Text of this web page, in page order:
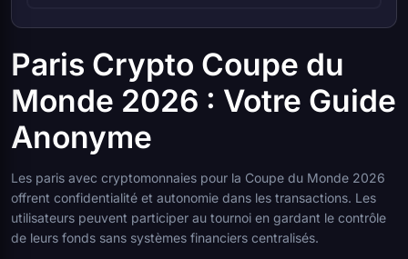
Paris Crypto Coupe du
Monde 2026 : Votre Guide
Anonyme
Les paris avec cryptomonnaies pour la Coupe du Monde 2026
offrent confidentialité et autonomie dans les transactions. Les
utilisateurs peuvent participer au tournoi en gardant le contrôle
de leurs fonds sans systèmes financiers centralisés.